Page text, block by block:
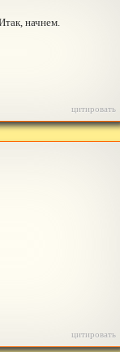
начнем.
цитировать
цитировать